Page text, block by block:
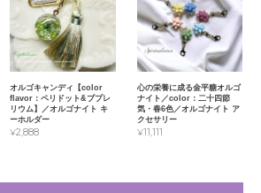
オルゴキャンディ【color
flavor：ペリドット&ブプレ
リウム】／オルゴナイト キ
ーホルダー
¥2,888
心の栄養に成る金平糖オルゴ
ナイト／color：二十四節
気・春6色／オルゴナイト ア
クセサリー
¥11,111